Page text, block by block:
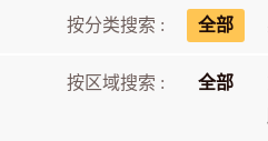
按分类搜索 : 全部
按区域搜索 : 全部